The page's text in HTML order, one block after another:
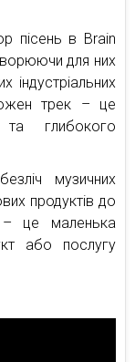
пісень в Brain
для них
індустріальних
трек – це
та глибокого
музичних
продуктів до
– це маленька
або послугу